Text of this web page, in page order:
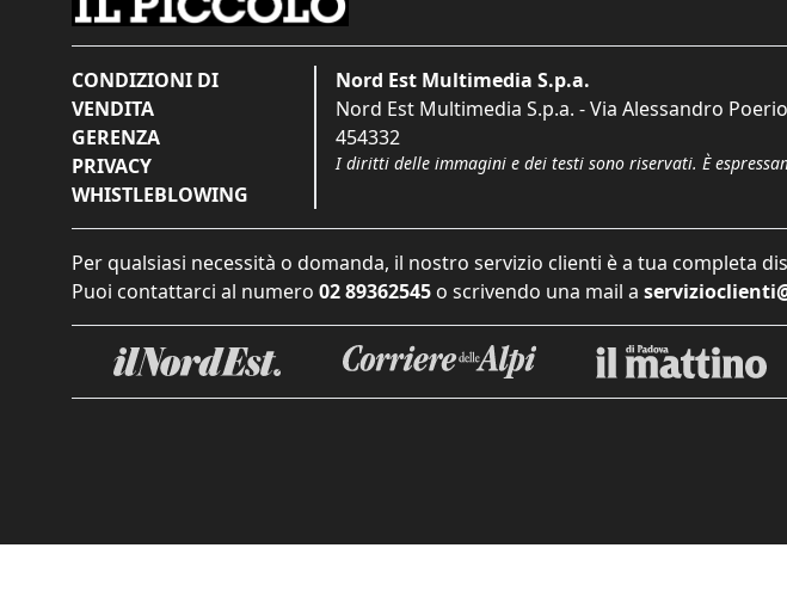
CONDIZIONI DI
VENDITA
GERENZA
PRIVACY
WHISTLEBLOWING
Nord Est Multimedia S.p.a.
Nord Est Multimedia S.p.a. - Via Alessandro
454332
I diritti delle immagini e dei testi sono riservati. È
Per qualsiasi necessità o domanda, il nostro servizio clienti è a tua completa
Puoi contattarci al numero 02 89362545 o scrivendo una mail a